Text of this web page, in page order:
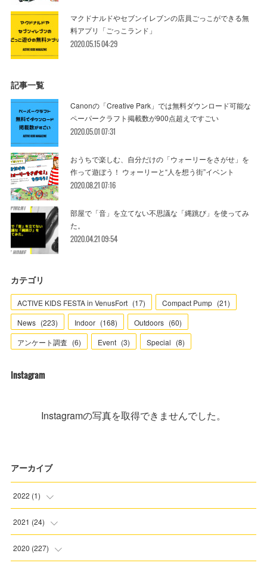
マクドナルドやセブンイレブンの店員ごっこができる無
料アプリ「ごっこランド」
2020.05.15 04:29
記事一覧
Canonの「Creative Park」では無料ダウンロード可能な
ペーパークラフト掲載数が900点超えですごい
2020.05.01 07:31
おうちで楽しむ、自分だけの「ウォーリーをさがせ」を
作って遊ぼう！ ウォーリーと“人を想う街”イベント
2020.08.21 07:16
部屋で「音」を立てない不思議な「縄跳び」を使ってみ
た。
2020.04.21 09:54
カテゴリ
ACTIVE KIDS FESTA in VenusFort (17) Compact Pump (21)
News (223) Indoor (168) Outdoors (60)
アンケート調査 (6) Event (3) Special (8)
Instagram
Instagramの写真を取得できませんでした。
アーカイブ
2022 (1)
(1
2021 (24)
(3)
2020 (227)